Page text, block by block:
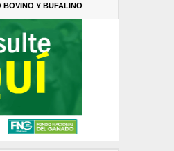
BOVINO Y BUFALINO